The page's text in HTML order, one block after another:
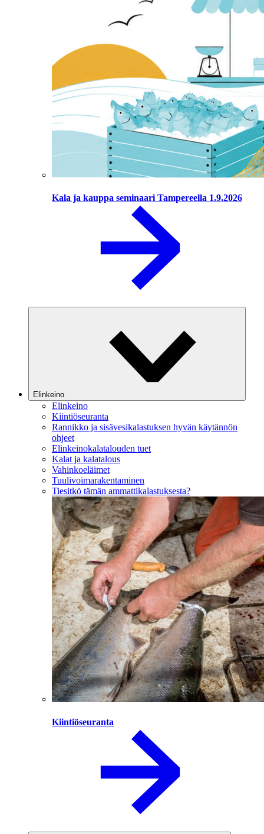
Kala ja kauppa seminaari Tampereella 1.9.2026
Elinkeino
Elinkeino
Kiintiöseuranta
Rannikko ja sisävesikalastuksen hyvän käytännön
ohjeet
Elinkeinokalatalouden tuet
Kalat ja kalatalous
Vahinkoeläimet
Tuulivoimarakentaminen
Tiesitkö tämän ammattikalastuksesta?
Kiintiöseuranta